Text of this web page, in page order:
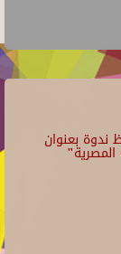
ندوة بعنوان
المصرية"